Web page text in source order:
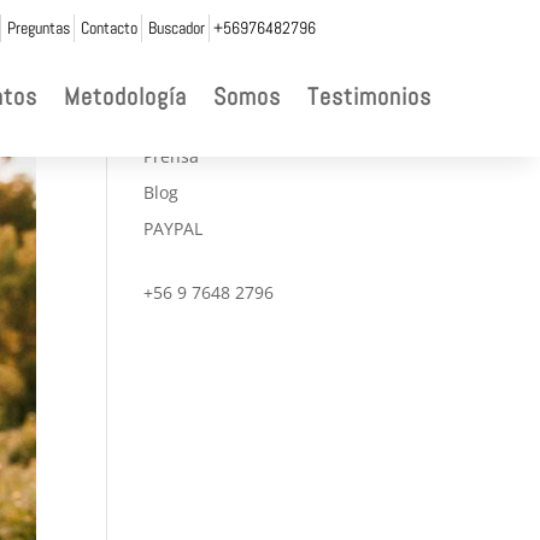
Preguntas Contacto Buscador +56976482796
Metodología Somos Testimonios
Prensa
Blog
PAYPAL
+56 9 7648 2796